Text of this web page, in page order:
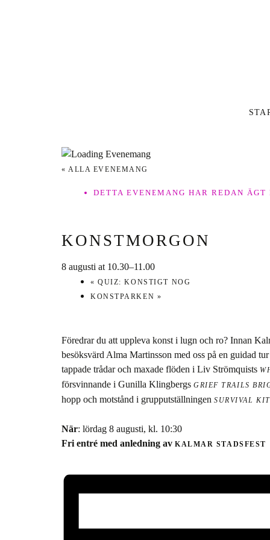
« ALLA EVENEMANG
DETTA EVENEMANG HAR REDAN ÄGT
KONSTMORGON
8 augusti at 10.30–11.00
« QUIZ: KONSTIGT NOG
KONSTPARKEN »
Föredrar du att uppleva konst i lugn och ro? Innan
besöksvärd Alma Martinsson med oss på en guidad
tappade trådar och maxade flöden i Liv Strömquists
försvinnande i Gunilla Klingbergs GRIEF TRAILS
hopp och motstånd i grupputställningen SURVIVAL KIT
När: lördag 8 augusti, kl. 10:30
Fri entré med anledning av KALMAR STADSFEST